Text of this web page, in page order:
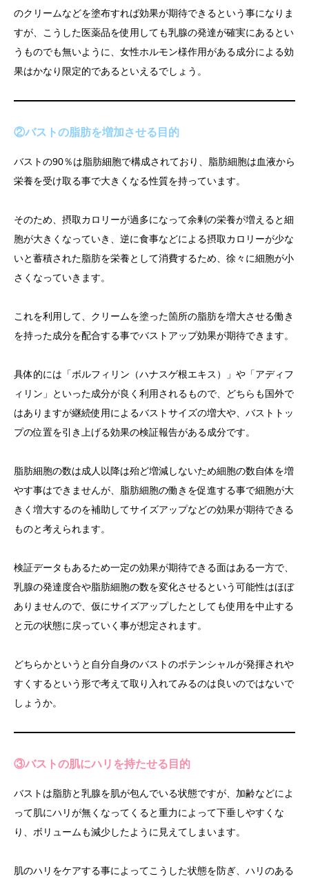
のクリームなどを塗布すれば効果が期待できるという事になりま
すが、こうした医薬品を使用しても乳腺の発達が確実にあるとい
うものでも無いように、女性ホルモン様作用がある成分による効
果はかなり限定的であるといえるでしょう。
②バストの脂肪を増加させる目的
バストの90％は脂肪細胞で構成されており、脂肪細胞は血液から
栄養を受け取る事で大きくなる性質を持っています。
そのため、摂取カロリーが過多になって余剰の栄養が増えると細
胞が大きくなっていき、逆に食事などによる摂取カロリーが少な
いと蓄積された脂肪を栄養として消費するため、徐々に細胞が小
さくなっていきます。
これを利用して、クリームを塗った箇所の脂肪を増大させる働き
を持った成分を配合する事でバストアップ効果が期待できます。
具体的には「ボルフィリン（ハナスゲ根エキス）」や「アディフ
ィリン」といった成分が良く利用されるもので、どちらも国外で
はありますが継続使用によるバストサイズの増大や、バストトッ
プの位置を引き上げる効果の検証報告がある成分です。
脂肪細胞の数は成人以降は殆ど増減しないため細胞の数自体を増
やす事はできませんが、脂肪細胞の働きを促進する事で細胞が大
きく増大するのを補助してサイズアップなどの効果が期待できる
ものと考えられます。
検証データもあるため一定の効果が期待できる面はある一方で、
乳腺の発達度合や脂肪細胞の数を変化させるという可能性はほぼ
ありませんので、仮にサイズアップしたとしても使用を中止する
と元の状態に戻っていく事が想定されます。
どちらかというと自分自身のバストのポテンシャルが発揮されや
すくするという形で考えて取り入れてみるのは良いのではないで
しょうか。
③バストの肌にハリを持たせる目的
バストは脂肪と乳腺を肌が包んでいる状態ですが、加齢などによ
って肌にハリが無くなってくると重力によって下垂しやすくな
り、ボリュームも減少したように見えてしまいます。
肌のハリをケアする事によってこうした状態を防ぎ、ハリのある